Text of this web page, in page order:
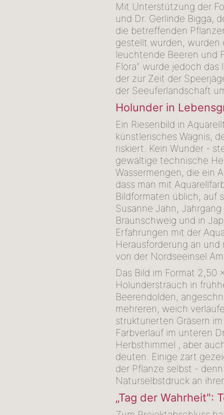
Mit Unterstützung der
und Dr. Gerlinde Bigga,
die betreffenden
gestellt wurden, wurden
leuchtende Beeren und
Flora" wurde jedoch
der zur Zeit der
der Seeuferlandschaft
Holunder in
Ein Riesenbild in
künstlerisches Wagnis,
riskiert. Kein Wunder -
gewaltige technische
Wassermengen, die ein
dass man mit
Bildformaten üblich, auf
Susanne Jahn,
Braunschweig und in
Erfahrungen mit der
Herausforderung an
von der Nordseeinsel
Das Bild im Format 2,50
Holunderstrauch in
Beerendolden,
mehreren, weich
strukturierten Gräsern
Farbverlauf im unteren
Herbsthimmel , aber
deuten. Einige zart
der Pflanze selbst -
Naturselbstdruck an
„Tag der Wahrheit":